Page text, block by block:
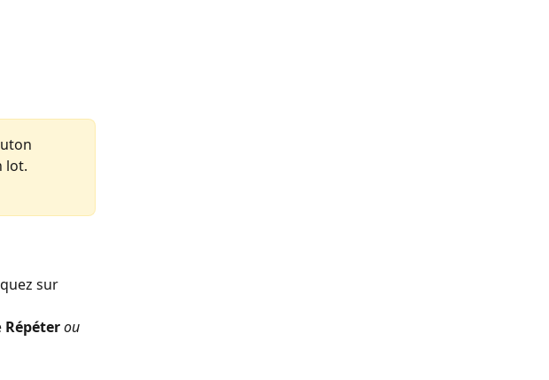
lot.
sur
Répéter ou